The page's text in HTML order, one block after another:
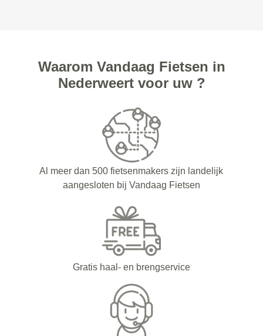
Waarom Vandaag Fietsen in
Nederweert voor uw ?
Al meer dan 500 fietsenmakers zijn landelijk
aangesloten bij Vandaag Fietsen
Gratis haal- en brengservice